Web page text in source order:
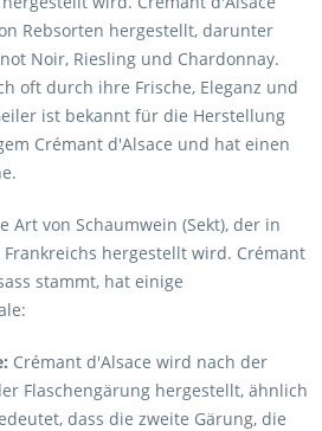
Rebsorten hergestellt, darunter
Noir, Riesling und Chardonnay.
oft durch ihre Frische, Eleganz und
ist bekannt für die Herstellung
Crémant d'Alsace und hat einen
Art von Schaumwein (Sekt), der in
hergestellt wird. Crémant
stammt, hat einige
Crémant d'Alsace wird nach der
Flaschengärung hergestellt, ähnlich
dass die zweite Gärung, die